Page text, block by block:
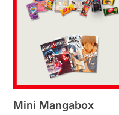
Mini Mangabox